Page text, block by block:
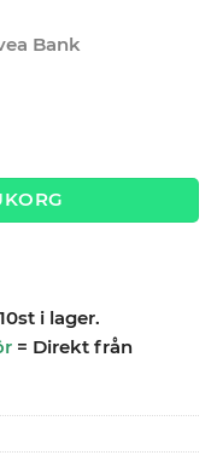
Bank
i lager.
= Direkt från